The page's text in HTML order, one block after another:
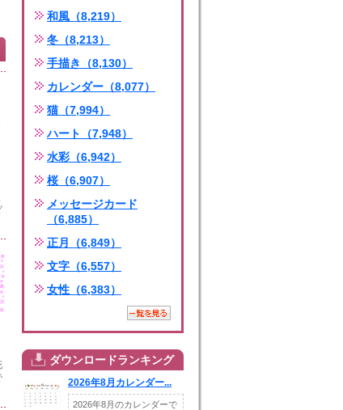
和風（8,219）
冬（8,213）
手描き（8,130）
カレンダー（8,077）
猫（7,994）
ハート（7,948）
水彩（6,942）
桜（6,907）
メッセージカード
（6,885）
正月（6,849）
文字（6,557）
女性（6,383）
ダウンロードランキング
2026年8月カレンダー...
2026年8月のカレンダーで